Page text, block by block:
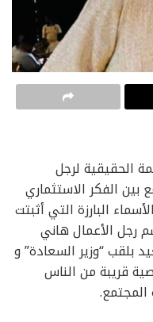
الحقيقية لرجل
بين الفكر الاستثماري
البارزة التي أثبتت
رجل الأعمال هاني
بلقب “وزير السعادة” و
قريبة من الناس